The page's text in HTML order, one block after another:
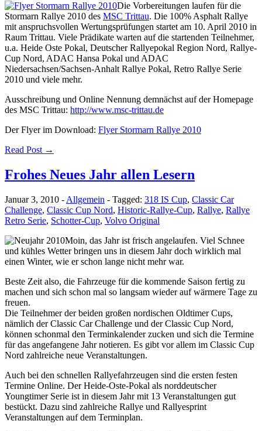
Die Vorbereitungen laufen für die
Stormarn Rallye 2010 des MSC Trittau. Die 100% Asphalt Rallye
mit anspruchsvollen Wertungsprüfungen startet am 10. April 2010 in
Raum Trittau. Viele Prädikate warten auf die startenden Teilnehmer,
u.a. Heide Oste Pokal, Deutscher Rallyepokal Region Nord, Rallye-
Cup Nord, ADAC Hansa Pokal und ADAC
Niedersachsen/Sachsen-Anhalt Rallye Pokal, Retro Rallye Serie
2010 und viele mehr.
Ausschreibung und Online Nennung demnächst auf der Homepage
des MSC Trittau: http://www.msc-trittau.de
Der Flyer im Download: Flyer Stormarn Rallye 2010
Read Post →
Frohes Neues Jahr allen Lesern
Januar 3, 2010 - Allgemein - Tagged: 318 IS Cup, Classic Car
Challenge, Classic Cup Nord, Historic-Rallye-Cup, Rallye, Rallye
Retro Serie, Schotter-Cup, Volvo Original
Moin, das Jahr ist frisch angelaufen. Viel Schnee
und kühles Wetter bringen uns in diesem Jahr doch wirklich mal
einen Winter, wie er schon lange nicht mehr war.
Beste Zeit also, die Fahrzeuge für die kommende Saison fertig zu
machen und sich schon mal so langsam wieder auf wärmere Tage zu
freuen.
Die Teilnehmer der beiden großen nordischen Oldtimer Cups,
nämlich der Classic Car Challenge und der Classic Cup Nord,
können schonmal den Terminkalender zucken und sich die Termine
für das angefangene Jahr notieren. Es gibt vor allem im Classic Cup
Nord zahlreiche neue Veranstaltungen.
Auch bei den schnellen Rallyefahrzeugen sind die ersten festen
Termine Online. Der Heide-Oste-Pokal als norddeutscher
Youngtimer Serie ist in diesem Jahr mit 13 Veranstaltungen gut
bestückt. Dazu sind zahlreiche Rallye und Rallyesprint
Veranstaltungen auf dem Terminplan.